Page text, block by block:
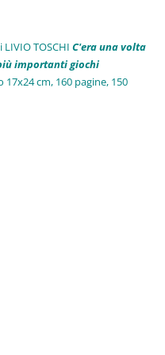
LIVIO TOSCHIC'era una volta
importanti giochi
cm, 160 pagine, 150